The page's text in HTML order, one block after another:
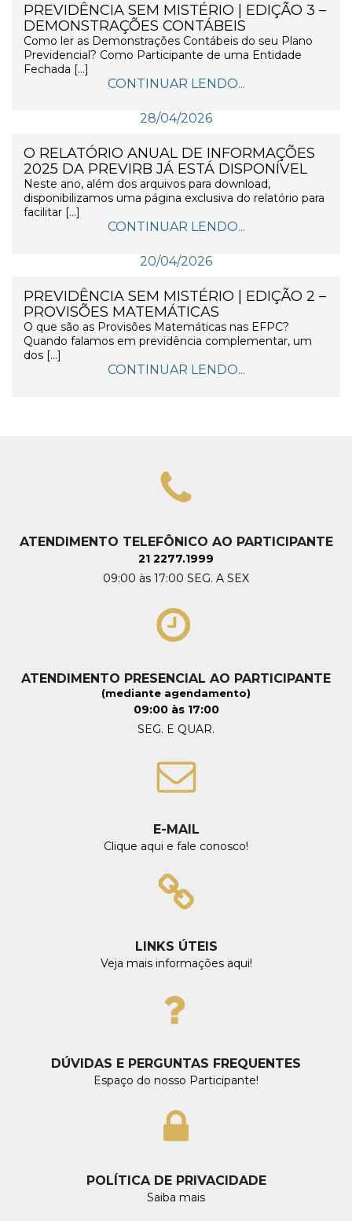
PREVIDÊNCIA SEM MISTÉRIO | EDIÇÃO 3 –
DEMONSTRAÇÕES CONTÁBEIS
Como ler as Demonstrações Contábeis do seu Plano
Previdencial? Como Participante de uma Entidade
Fechada […]
CONTINUAR LENDO...
28/04/2026
O RELATÓRIO ANUAL DE INFORMAÇÕES
2025 DA PREVIRB JÁ ESTÁ DISPONÍVEL
Neste ano, além dos arquivos para download,
disponibilizamos uma página exclusiva do relatório para
facilitar […]
CONTINUAR LENDO...
20/04/2026
PREVIDÊNCIA SEM MISTÉRIO | EDIÇÃO 2 –
PROVISÕES MATEMÁTICAS
O que são as Provisões Matemáticas nas EFPC?
Quando falamos em previdência complementar, um
dos […]
CONTINUAR LENDO...
ATENDIMENTO TELEFÔNICO AO PARTICIPANTE
21 2277.1999
09:00 às 17:00 SEG. A SEX
ATENDIMENTO PRESENCIAL AO PARTICIPANTE
(mediante agendamento)
09:00 às 17:00
SEG. E QUAR.
E-MAIL
Clique aqui e fale conosco!
LINKS ÚTEIS
Veja mais informações aqui!
DÚVIDAS E PERGUNTAS FREQUENTES
Espaço do nosso Participante!
POLÍTICA DE PRIVACIDADE
Saiba mais